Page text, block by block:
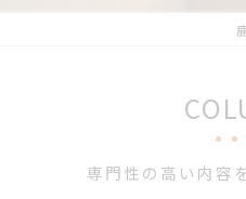
専門性の高い内容